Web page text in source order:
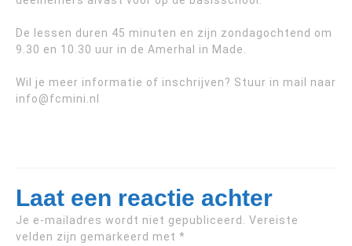
De lessen duren 45 minuten en zijn zondagochtend om
9.30 en 10.30 uur in de Amerhal in Made.
Wil je meer informatie of inschrijven? Stuur in mail naar
info@fcmini.nl
Laat een reactie achter
Je e-mailadres wordt niet gepubliceerd. Vereiste
velden zijn gemarkeerd met *